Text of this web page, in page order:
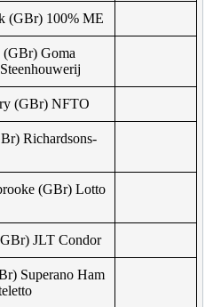
(GBr) 100% ME
(GBr) Goma
(GBr) NFTO
Richardsons-
(GBr) Lotto
JLT Condor
Superano Ham